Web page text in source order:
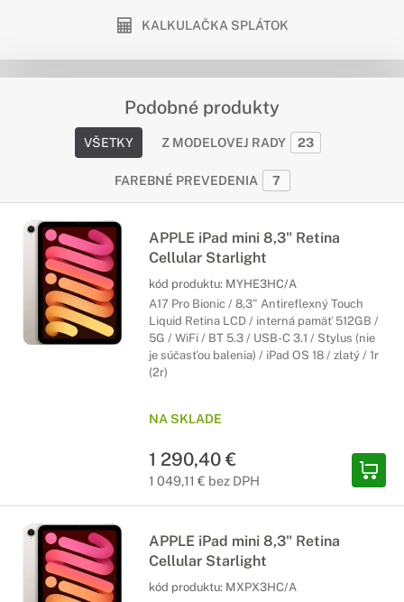
KALKULAČKA SPLÁTOK
Podobné produkty
VŠETKY Z MODELOVEJ RADY 23
FAREBNÉ PREVEDENIA 7
APPLE iPad mini 8,3" Retina
Cellular Starlight
kód produktu: MYHE3HC/A
A17 Pro Bionic / 8,3" Antireflexný Touch
Liquid Retina LCD / interná pamäť 512GB /
5G / WiFi / BT 5.3 / USB-C 3.1 / Stylus (nie
je súčasťou balenia) / iPad OS 18 / zlatý / 1r
(2r)
NA SKLADE
1 290,40 €
1 049,11 € bez DPH
APPLE iPad mini 8,3" Retina
Cellular Starlight
kód produktu: MXPX3HC/A